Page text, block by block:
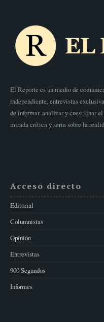
El Reporte es un medio de
independiente, entrevistas
de informar, analizar y cuestionar
mirada crítica y seria sobre la
Acceso directo
Editorial
Columnistas
Opinión
Entrevistas
900 Segundos
Informes